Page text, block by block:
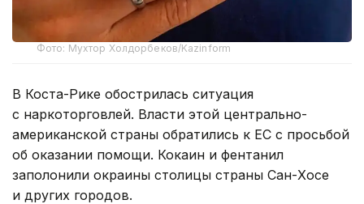
Фото: Мухтор Холдорбеков/Kazinform
В Коста-Рике обострилась ситуация
с наркоторговлей. Власти этой центрально-
американской страны обратились к ЕС с просьбой
об оказании помощи. Кокаин и фентанил
заполонили окраины столицы страны Сан-Хосе
и других городов.